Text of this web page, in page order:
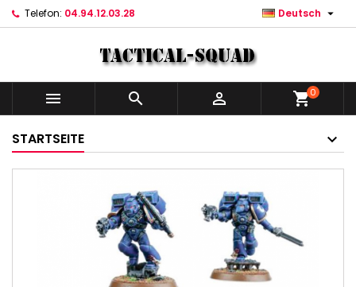
Telefon: 04.94.12.03.28 Deutsch 
   shopping_cart0
STARTSEITE